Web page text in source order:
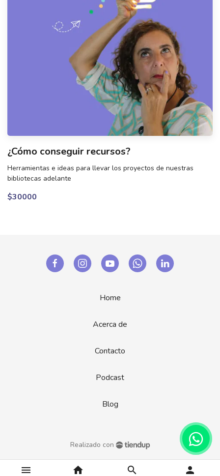
menu home search person
¿Cómo conseguir recursos?
Herramientas e ideas para llevar los proyectos de nuestras
bibliotecas adelante
$30000
Home
Acerca de
Contacto
Podcast
Blog
Realizado con